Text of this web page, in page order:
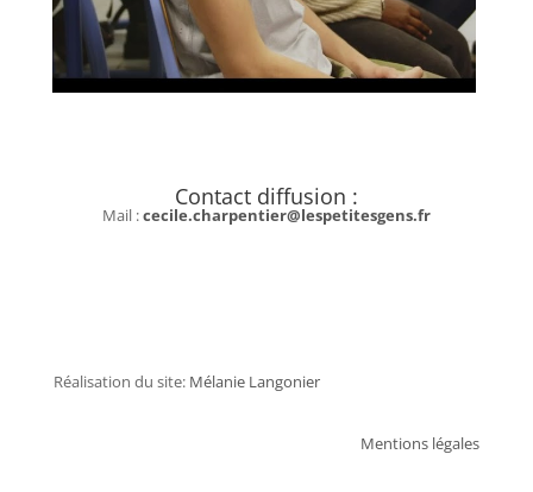
Contact diffusion :
Mail :cecile.charpentier@lespetitesgens.fr
Réalisation du site: Mélanie Langonier
Mentions légales